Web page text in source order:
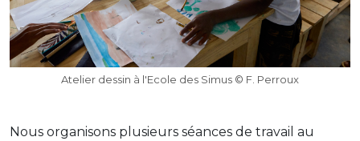
Atelier dessin à l'Ecole des Simus © F. Perroux
Nous organisons plusieurs séances de travail au